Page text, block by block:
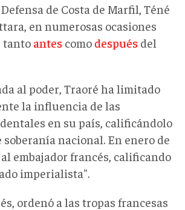
de Costa de Marfil, Téné
en numerosas ocasiones
tanto antes como después del
al poder, Traoré ha limitado
la influencia de las
en su país, calificándolo
soberanía nacional. En enero de
al embajador francés, calificando
imperialista".
ordenó a las tropas francesas